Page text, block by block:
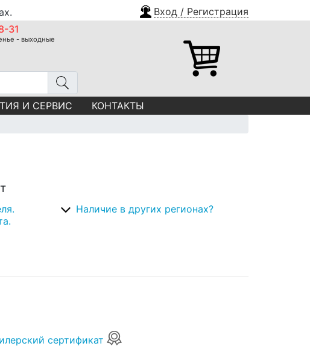
Вход / Регистрация
31
- выходные
И СЕРВИС КОНТАКТЫ
Наличие в других регионах?
сертификат